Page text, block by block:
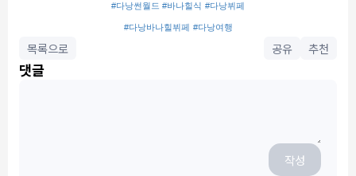
#다낭썬월드 #바나힐식 #다낭뷔페
#다낭바나힐뷔페 #다낭여행
목록으로 공유 추천
댓글
작성